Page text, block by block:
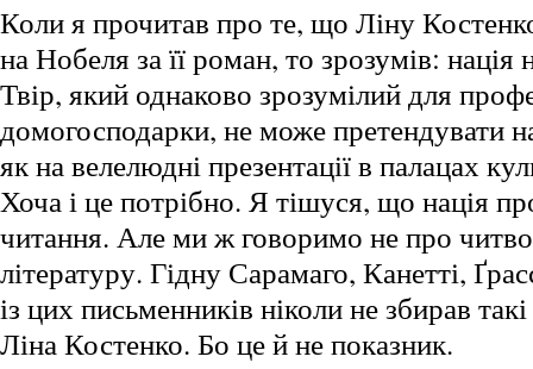
Коли я прочитав про те, що Ліну
на Нобеля за її роман, то зрозумів:
Твір, який однаково зрозумілий для
домогосподарки, не може претендувати
як на велелюдні презентації в палацах
Хоча і це потрібно. Я тішуся, що нація
читання. Але ми ж говоримо не про
літературу. Гідну Сарамаго, Канетті,
із цих письменників ніколи не збирав
Ліна Костенко. Бо це й не показник.